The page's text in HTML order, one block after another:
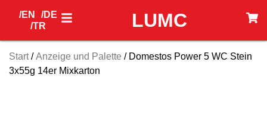
LUMC
/EN
/DE
/TR
Start/Anzeige und Palette / Domestos Power 5 WC Stein
3x55g 14er Mixkarton